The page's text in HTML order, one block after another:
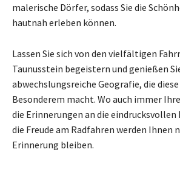
malerische Dörfer, sodass Sie die
hautnah erleben können.
Lassen Sie sich von den vielfältigen
Taunusstein begeistern und genießen
abwechslungsreiche Geografie, die
Besonderem macht. Wo auch immer
die Erinnerungen an die eindrucksvollen
die Freude am Radfahren werden Ihnen
Erinnerung bleiben.